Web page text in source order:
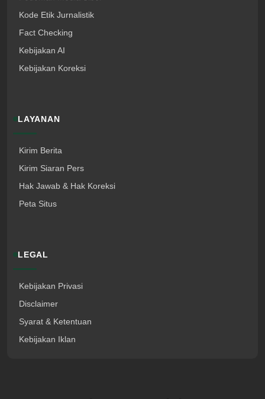
Kode Etik Jurnalistik
Fact Checking
Kebijakan AI
Kebijakan Koreksi
LAYANAN
Kirim Berita
Kirim Siaran Pers
Hak Jawab & Hak Koreksi
Peta Situs
LEGAL
Kebijakan Privasi
Disclaimer
Syarat & Ketentuan
Kebijakan Iklan